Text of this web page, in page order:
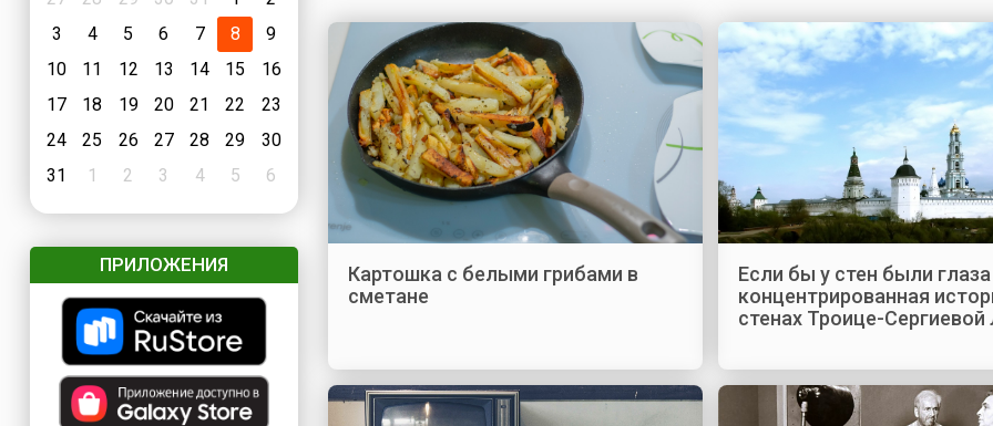
3
4 5 6 7 8
9
10
11 12 13 14 15
16
17
18 19 20 21 22
23
24
25 26 27 28 29
30
31
1 2 3 4 5 6
ПРИЛОЖЕНИЯ
Картошка с белыми грибами в
сметане
Если бы у стен были
концентрированная
стенах Троице-